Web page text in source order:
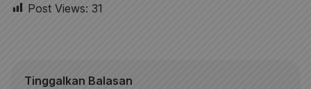
Post Views: 31
Tinggalkan Balasan